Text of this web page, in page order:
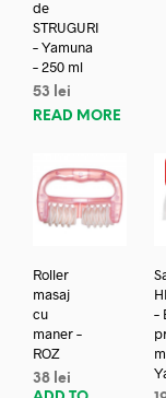
de
STRUGURI
– Yamuna
– 250 ml
53
lei
READ MORE
Roller
masaj
cu
maner –
ROZ
38 lei
–